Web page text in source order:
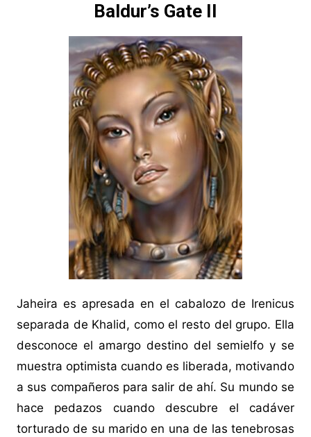
Baldur’s Gate II
Jaheira es apresada en el cabalozo de Irenicus
separada de Khalid, como el resto del grupo. Ella
desconoce el amargo destino del semielfo y se
muestra optimista cuando es liberada, motivando
a sus compañeros para salir de ahí. Su mundo se
hace pedazos cuando descubre el cadáver
torturado de su marido en una de las tenebrosas